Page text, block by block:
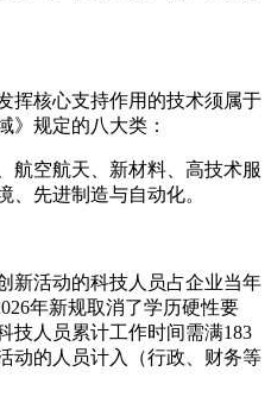
核心支持作用的技术须属于
》规定的八大类：
空航天、新材料、高技术服
、先进制造与自动化。
活动的科技人员占企业当年
年新规取消了学历硬性要
技人员累计工作时间需满183
动的人员计入（行政、财务等